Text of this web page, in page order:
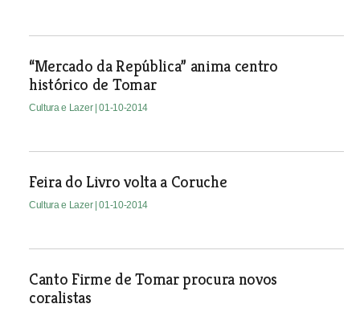
“Mercado da República” anima centro
histórico de Tomar
Cultura e Lazer | 01-10-2014
Feira do Livro volta a Coruche
Cultura e Lazer | 01-10-2014
Canto Firme de Tomar procura novos
coralistas